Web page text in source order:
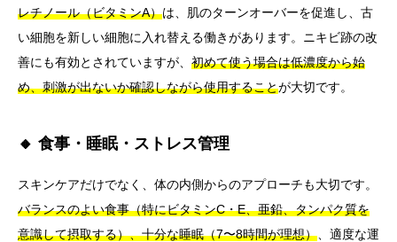
レチノール（ビタミンA）は、肌のターンオーバーを促進し、古
い細胞を新しい細胞に入れ替える働きがあります。ニキビ跡の改
善にも有効とされていますが、 初めて使う場合は低濃度から始
め、刺激が出ないか確認しながら使用することが大切です。
🔸 食事・睡眠・ストレス管理
スキンケアだけでなく、体の内側からのアプローチも大切です。
バランスのよい食事（特にビタミンC・E、亜鉛、タンパク質を
意識して摂取する）、十分な睡眠（7〜8時間が理想） 、適度な運